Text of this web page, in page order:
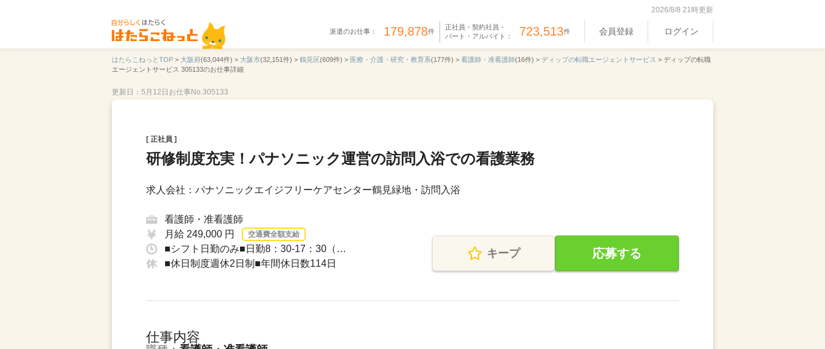
2026/8/8 21時更新
派遣のお仕事： 179,878件
正社員・契約社員・
パート・アルバイト： 723,513件 会員登録 ログイン
はたらこねっとTOP > 大阪府(63,044件) > 大阪市(32,151件) > 鶴見区(609件) > 医療・介護・研究・教育系(177件) > 看護師・准看護師(16件) > ディップの転職エージェントサービス > ディップの転職
エージェントサービス 305133のお仕事詳細
更新日：5月12日 お仕事No.305133
[ 正社員 ]
研修制度充実！パナソニック運営の訪問入浴での看護業務
求人会社：パナソニックエイジフリーケアセンター鶴見緑地・訪問入浴
看護師・准看護師
月給 249,000 円
交通費全額支給
■シフト日勤のみ■日勤8：30-17：30（…
■休日制度週休2日制■年間休日数114日
キープ 応募する
仕事内容